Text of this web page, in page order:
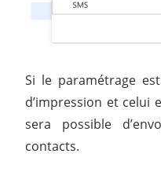
Si le paramétrage
d’impression et celui
sera possible
contacts.